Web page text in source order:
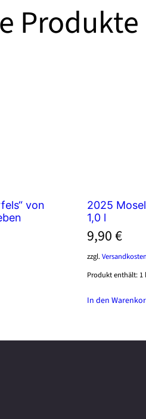
Produkte
von
2025
1,0 l
9,90€
zzgl.Versandkosten
Produkt enthält: 1 l
In den